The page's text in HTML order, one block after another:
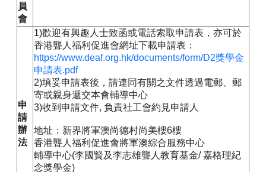
員
會
申
請
辦
法
1)歡迎有興趣人士致函或電話索取申請表，亦可於
香港聾人福利促進會網址下載申請表：
https://www.deaf.org.hk/documents/form/D2獎學金
申請表.pdf
2)填妥申請表後，請連同有關之文件透過電郵、郵
寄或親身遞交本會輔導中心
3)收到申請文件, 負責社工會約見申請人
地址：新界將軍澳尚德村尚美樓6樓
香港聾人福利促進會將軍澳綜合服務中心
輔導中心(李國賢及李志雄聾人教育基金/ 嘉格理紀
念獎學金)